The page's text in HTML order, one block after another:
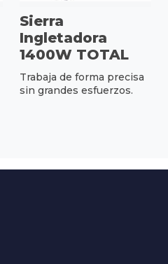
Sierra
Ingletadora
1400W TOTAL
Trabaja de forma precisa
sin grandes esfuerzos.